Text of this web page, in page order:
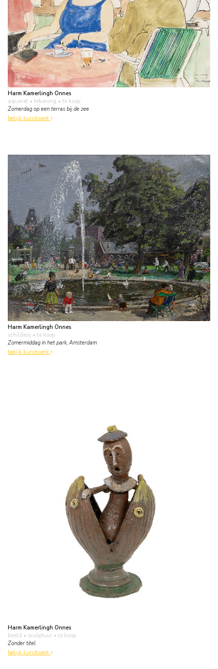
Harm Kamerlingh Onnes
aquarel • tekening • te koop
Zomerdag op een terras bij de zee
bekijk kunstwerk
Harm Kamerlingh Onnes
schilderij • te koop
Zomermiddag in het park, Amsterdam
bekijk kunstwerk
Harm Kamerlingh Onnes
beeld • sculptuur • te koop
Zonder titel
bekijk kunstwerk